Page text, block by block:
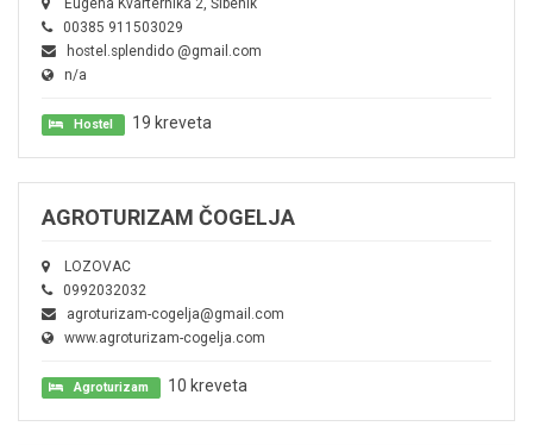
Eugena Kvarternika 2, Šibenik
00385 911503029
hostel.splendido @gmail.com
n/a
Hostel 19 kreveta
AGROTURIZAM ČOGELJA
LOZOVAC
0992032032
agroturizam-cogelja@gmail.com
www.agroturizam-cogelja.com
Agroturizam 10 kreveta